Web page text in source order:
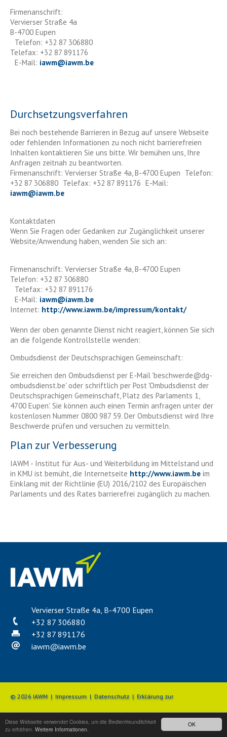
OK
Diese Webseite verwendet Cookies, um die Bedienfreundlichkeit
zu erhöhen. Weitere Informationen.
Firmenanschrift:
Vervierser Straße 4a
B-4700 Eupen
Telefon: +32 87 306880
Telefax: +32 87 891176
E-Mail: iawm@iawm.be
Durchsetzungsverfahren
Bei noch bestehende Barrieren in Bezug auf unsere Webseite
oder fehlenden Informationen zu noch nicht barrierefreien
Inhalten kontaktieren Sie uns bitte. Wir bemühen uns, Ihre
Anfragen zeitnah zu beantworten.
Firmenanschrift: Vervierser Straße 4a, B-4700 Eupen Telefon:
+32 87 306880 Telefax: +32 87 891176 E-Mail:
iawm@iawm.be
Kontaktdaten
Wenn Sie Fragen oder Gedanken zur Zugänglichkeit unserer
Website/Anwendung haben, wenden Sie sich an:
Firmenanschrift: Vervierser Straße 4a, B-4700 Eupen
Telefon: +32 87 306880
Telefax: +32 87 891176
E-Mail: iawm@iawm.be
Internet: http://www.iawm.be/impressum/kontakt/
Wenn der oben genannte Dienst nicht reagiert, können Sie sich
an die folgende Kontrollstelle wenden:
Ombudsdienst der Deutschsprachigen Gemeinschaft:
Sie erreichen den Ombudsdienst per E-Mail 'beschwerde@dg-
ombudsdienst.be' oder schriftlich per Post 'Ombudsdienst der
Deutschsprachigen Gemeinschaft, Platz des Parlaments 1,
4700 Eupen'. Sie können auch einen Termin anfragen unter der
kostenlosen Nummer 0800 987 59. Der Ombutsdienst wird Ihre
Beschwerde prüfen und versuchen zu vermitteln.
Plan zur Verbesserung
IAWM - Institut für Aus- und Weiterbildung im Mittelstand und
in KMU ist bemüht, die Internetseite http://www.iawm.be im
Einklang mit der Richtlinie (EU) 2016/2102 des Europäischen
Parlaments und des Rates barrierefrei zugänglich zu machen.
Vervierser Straße 4a, B-4700 Eupen
+32 87 306880
+32 87 891176
iawm@iawm.be
© 2026 IAWM | Impressum| Datenschutz| Erklärung zur
Barrierefreiheit|Beschwerdemanagement